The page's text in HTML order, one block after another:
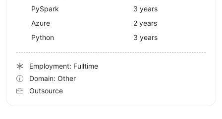
PySpark
3 years
Azure
2 years
Python
3 years
Employment: Fulltime
Domain: Other
Outsource